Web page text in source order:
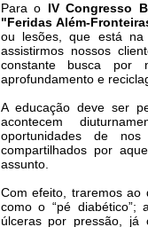
Para o IV Congresso
"Feridas Além-
ou lesões, que está na
assistirmos nossos
constante busca por
aprofundamento e
A educação deve ser
acontecem
oportunidades de nos
compartilhados por
assunto.
Com efeito, traremos ao
como o “pé diabético”;
úlceras por pressão, já